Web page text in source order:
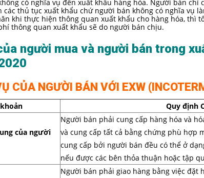
có nghĩa vụ đến xuất khẩu hàng hóa. Người bán
các thủ tục xuất khẩu chứ người bán không có nghĩa vụ
khi thực hiện thông quan xuất khẩu cho hàng hóa, thì
thông quan xuất khẩu sẽ do người bán chịu.
người mua và người bán trong
CỦA NGƯỜI BÁN VỚI EXW
Quy định
của người
Người bán phải cung cấp hàng hóa và
và cung cấp tất cả bằng chứng phù hợp
cung cấp bởi người bán đều có thể ở
nếu được các bên thỏa thuận hoặc tập
Người bán phải giao hàng bằng việc